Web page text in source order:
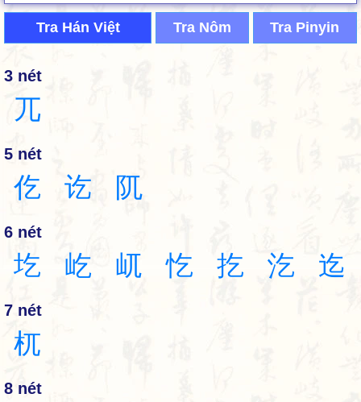
Tra Hán Việt Tra Nôm Tra Pinyin
3 nét
兀
5 nét
仡 讫 阢
6 nét
圪 屹 屼 忔 扢 汔 迄
7 nét
杌
8 nét